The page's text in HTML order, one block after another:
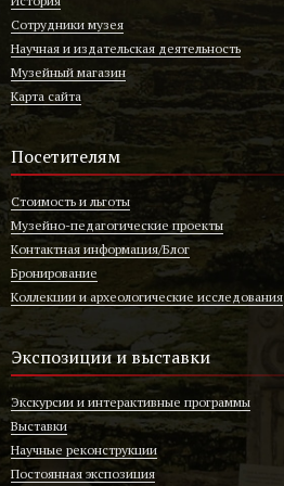
Сотрудники музея
Научная и издательская деятельность
Музейный магазин
Карта сайта
Посетителям
Стоимость и льготы
Музейно-педагогические проекты
Контактная информация/Блог
Бронирование
Коллекции и археологические исследования
Экспозиции и выставки
Экскурсии и интерактивные программы
Выставки
Научные реконструкции
Постоянная экспозиция